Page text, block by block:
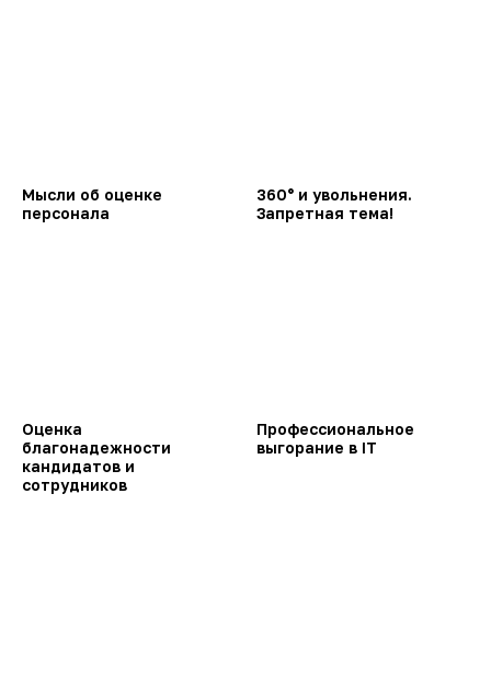
Мысли об оценке
персонала
360° и увольнения.
Запретная тема!
Оценка
благонадежности
кандидатов и
сотрудников
Профессиональное
выгорание в IT